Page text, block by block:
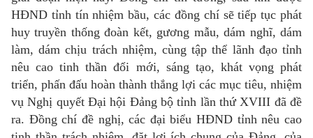
HĐND tỉnh tín nhiệm bầu, các đồng chí sẽ tiếp tục phát
huy truyền thống đoàn kết, gương mẫu, dám nghĩ, dám
làm, dám chịu trách nhiệm, cùng tập thể lãnh đạo tỉnh
nêu cao tinh thần đổi mới, sáng tạo, khát vọng phát
triển, phấn đấu hoàn thành thắng lợi các mục tiêu, nhiệm
vụ Nghị quyết Đại hội Đảng bộ tỉnh lần thứ XVIII đã đề
ra. Đồng chí đề nghị, các đại biểu HĐND tỉnh nêu cao